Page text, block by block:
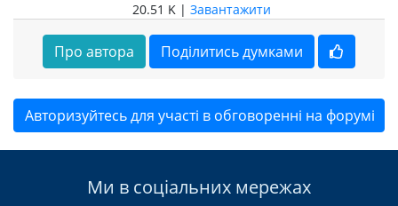
20.51 K | Завантажити
Про автора Поділитись думками
Авторизуйтесь для участі в обговоренні на форумі
Ми в соціальних мережах